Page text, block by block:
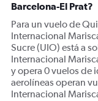
Barcelona-El Prat?
Para un vuelo de
Internacional
Sucre (UIO) está a
Internacional
y opera 0 vuelos de
aerolíneas operan
Internacional